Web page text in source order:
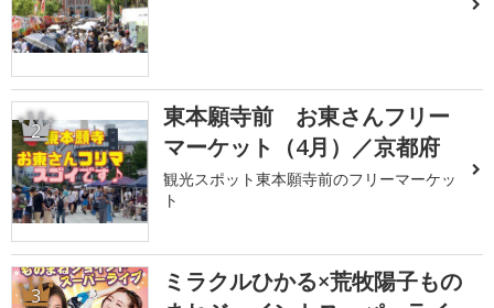
2
東本願寺前 お東さんフリー
マーケット（4月）／京都府
観光スポット東本願寺前のフリーマーケッ
ト
3
ミラクルひかる×荒牧陽子もの